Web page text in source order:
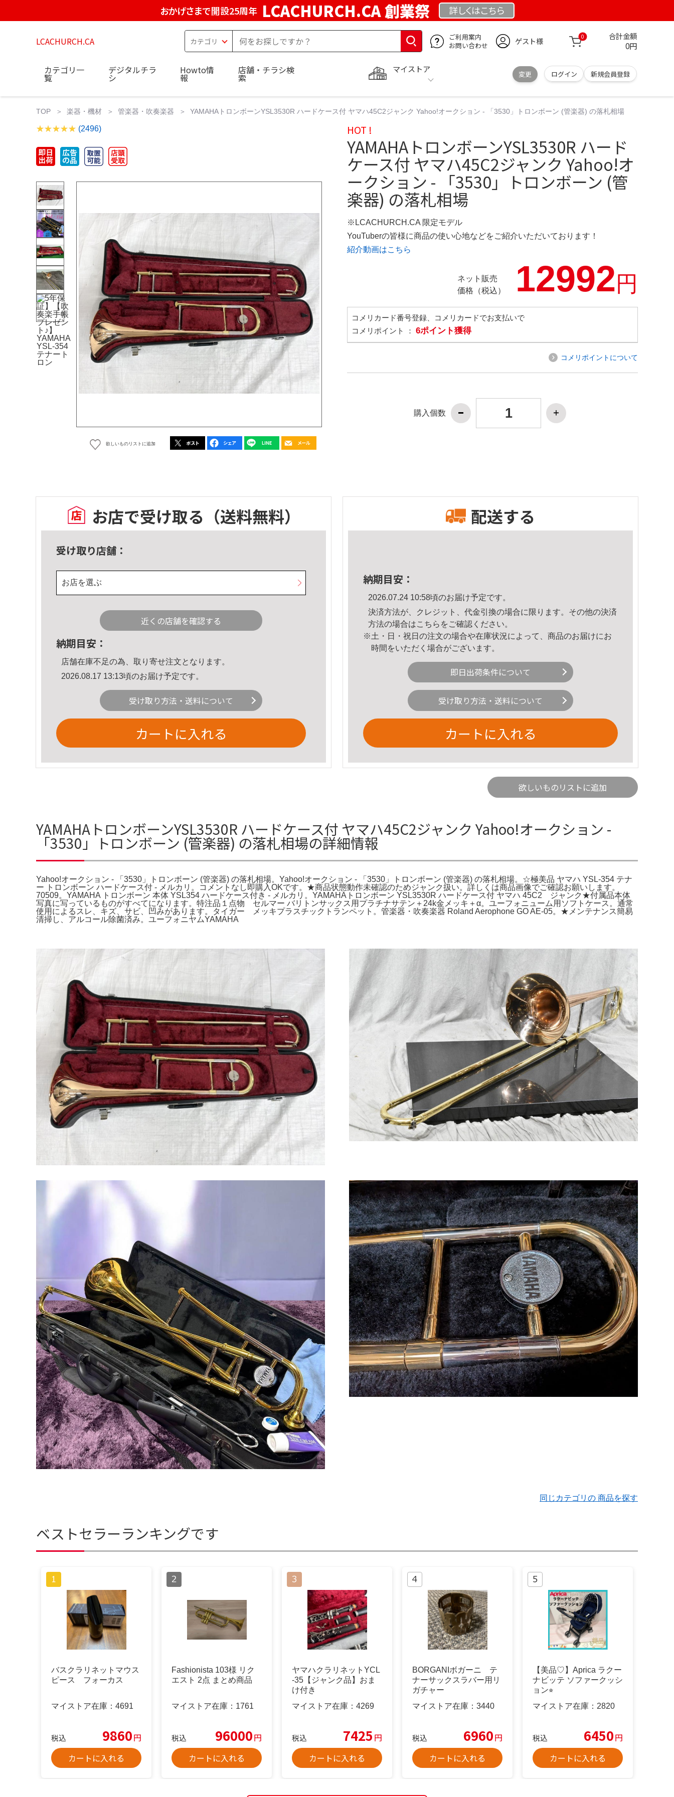
おかげさまで開設25周年 LCACHURCH.CA 創業祭 詳しくはこちら
LCACHURCH.CA
ご利用案内
お問い合わせ
ゲスト様 0 合計金額
0円
マイストア
変更 ログイン 新規会員登録
カテゴリ一
覧
デジタルチラ
シ
Howto情
報
店舗・チラシ検
索
TOP 楽器・機材 管楽器・吹奏楽器 YAMAHAトロンボーンYSL3530R ハードケース付 ヤマハ45C2ジャンク Yahoo!オークション - 「3530」トロンボーン (管楽器) の落札相場
(2496)
欲しいものリストに追加
HOT !
YAMAHAトロンボーンYSL3530R ハード
ケース付 ヤマハ45C2ジャンク Yahoo!オ
ークション - 「3530」トロンボーン (管
楽器) の落札相場
※LCACHURCH.CA 限定モデル
YouTuberの皆様に商品の使い心地などをご紹介いただいております！
紹介動画はこちら
ネット販売
価格（税込）
12992円
コメリカード番号登録、コメリカードでお支払いで
コメリポイント ： 6ポイント獲得
コメリポイントについて
購入個数
お店で受け取る （送料無料）
受け取り店舗：
お店を選ぶ
近くの店舗を確認する
納期目安：
店舗在庫不足の為、取り寄せ注文となります。
2026.08.17 13:13頃のお届け予定です。
受け取り方法・送料について
カートに入れる
配送する
納期目安：
2026.07.24 10:58頃のお届け予定です。
決済方法が、クレジット、代金引換の場合に限ります。その他の決済
方法の場合はこちら をご確認ください。
※土・日・祝日の注文の場合や在庫状況によって、商品のお届けにお
時間をいただく場合がございます。
即日出荷条件について
受け取り方法・送料について
カートに入れる
欲しいものリストに追加
YAMAHAトロンボーンYSL3530R ハードケース付 ヤマハ45C2ジャンク Yahoo!オークション -
「3530」トロンボーン (管楽器) の落札相場の詳細情報
Yahoo!オークション - 「3530」トロンボーン (管楽器) の落札相場。Yahoo!オークション - 「3530」トロンボーン (管楽器) の落札相場。☆極美品 ヤマハ YSL-354 テナ
ー トロンボーン ハードケース付 - メルカリ。コメントなし即購入OKです。★商品状態動作未確認のためジャンク扱い。詳しくは商品画像でご確認お願いします。
70509。YAMAHA トロンボーン 本体 YSL354 ハードケース付き - メルカリ。YAMAHAトロンボーン YSL3530R ハードケース付 ヤマハ 45C2 ジャンク★付属品本体
写真に写っているものがすべてになります。特注品１点物 セルマー バリトンサックス用プラチナサテン＋24k金メッキ＋α。ユーフォニューム用ソフトケース。通常
使用によるスレ、キズ、サビ、凹みがあります。タイガー メッキプラスチックトランペット。管楽器・吹奏楽器 Roland Aerophone GO AE-05。★メンテナンス簡易
清掃し、アルコール除菌済み。ユーフォニヤムYAMAHA
同じカテゴリの 商品を探す
ベストセラーランキングです
バスクラリネットマウス
ピース フォーカス
マイストア在庫： 4691
税込 9860円
カートに入れる
Fashionista 103様 リク
エスト 2点 まとめ商品
マイストア在庫： 1761
税込 96000円
カートに入れる
ヤマハクラリネットYCL
-35【ジャンク品】おま
け付き
マイストア在庫： 4269
税込 7425 円
カートに入れる
BORGANIボガーニ テ
ナーサックスラバー用リ
ガチャー
マイストア在庫： 3440
税込 6960円
カートに入れる
【美品♡】Aprica ラクー
ナビッテ ソファークッシ
ョン⭐︎
マイストア在庫： 2820
税込 6450円
カートに入れる